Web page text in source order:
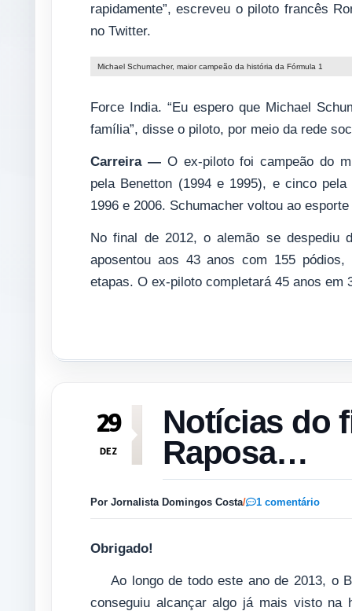
rapidamente”, escreveu o piloto francês
no Twitter.
Michael Schumacher, maior campeão da história da Fórmula 1
Force India. “Eu espero que Michael
família”, disse o piloto, por meio da rede
Carreira —O ex-piloto foi campeão do
pela Benetton (1994 e 1995), e cinco
1996 e 2006. Schumacher voltou ao
No final de 2012, o alemão se despediu
aposentou aos 43 anos com 155
etapas. O ex-piloto completará 45 anos em
29
DEZ
Notícias do
Raposa…
Por Jornalista Domingos Costa/ 1 comentário
Obrigado!
Ao longo de todo este ano de 2013, o
conseguiu alcançar algo já mais visto na